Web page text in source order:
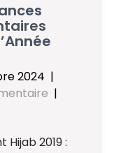
2024 |
|
2019 :